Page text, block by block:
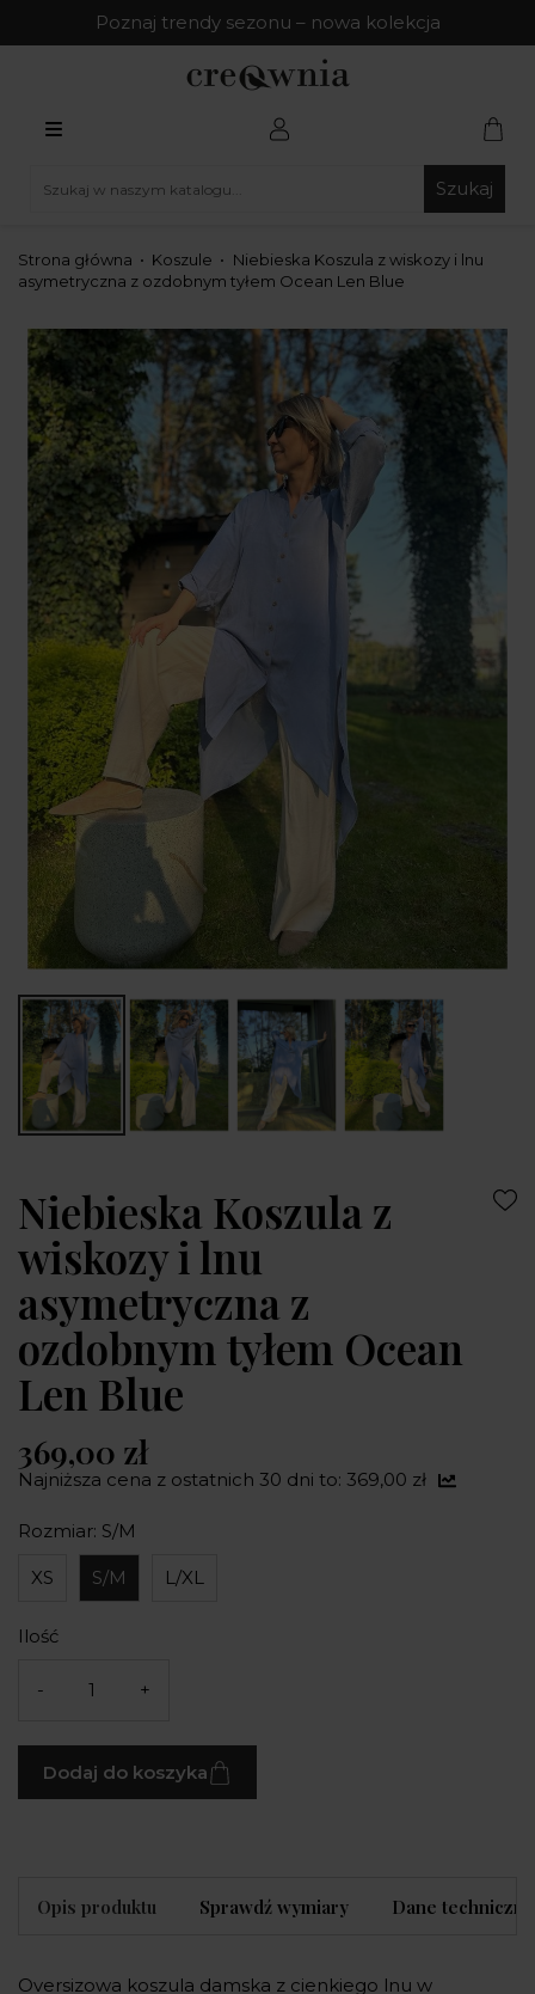
Poznaj trendy sezonu – nowa kolekcja
Szukaj
Strona główna Koszule
Niebieska Koszula z wiskozy i lnu
asymetryczna z ozdobnym tyłem Ocean Len Blue
Niebieska Koszula z
wiskozy i lnu
asymetryczna z
ozdobnym tyłem Ocean
Len Blue
369,00 zł
Najniższa cena z ostatnich 30 dni to: 369,00 zł
Rozmiar: S/M
XS S/M L/XL
Ilość
- +
Dodaj do koszyka
Opis produktu Sprawdź wymiary Dane techniczne
Oversizowa koszula damska z cienkiego lnu w